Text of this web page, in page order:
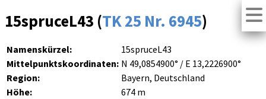
15spruceL43 (TK 25 Nr. 6945)
Namenskürzel:
15spruceL43
Mittelpunktskoordinaten: N 49,0854900° / E 13,2226900°
Region:
Bayern, Deutschland
Höhe:
674 m